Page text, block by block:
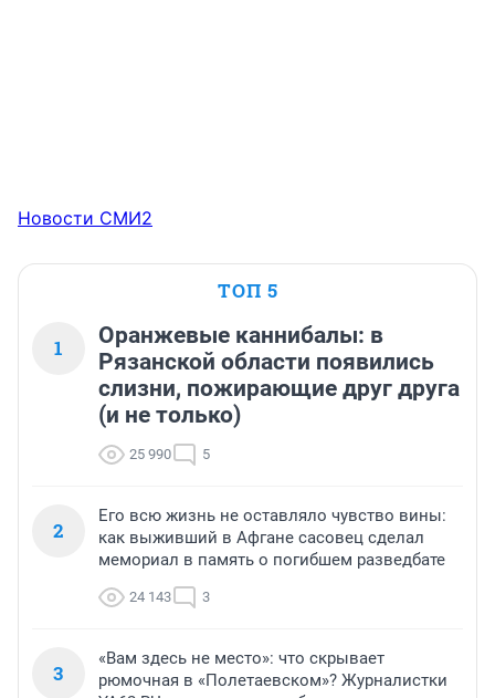
Новости СМИ2
ТОП 5
1
Оранжевые каннибалы: в
Рязанской области появились
слизни, пожирающие друг друга
(и не только)
25 990 5
2
Его всю жизнь не оставляло чувство вины:
как выживший в Афгане сасовец сделал
мемориал в память о погибшем разведбате
24 143 3
3
«Вам здесь не место»: что скрывает
рюмочная в «Полетаевском»? Журналистки